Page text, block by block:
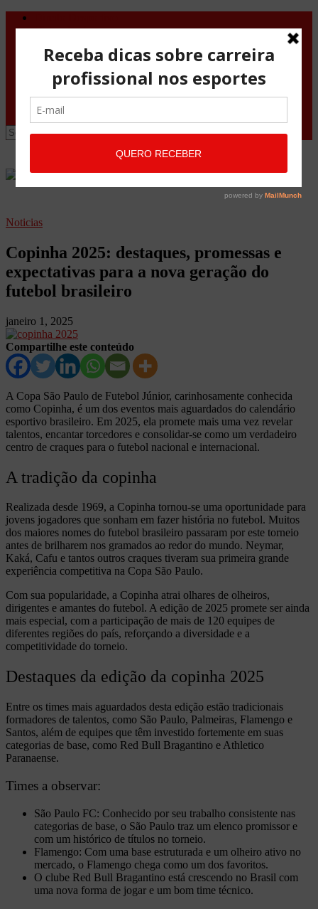
Vistos de viagem
Orientações Gerais
Fale Conosco
Advocacia Maria Pessoa
Advocacia Maria Pessoa Desportivo
Noticias
Copinha 2025: destaques, promessas e
expectativas para a nova geração do
futebol brasileiro
janeiro 1, 2025
Compartilhe este conteúdo
A Copa São Paulo de Futebol Júnior, carinhosamente conhecida
como Copinha, é um dos eventos mais aguardados do calendário
esportivo brasileiro. Em 2025, ela promete mais uma vez revelar
talentos, encantar torcedores e consolidar-se como um verdadeiro
centro de craques para o futebol nacional e internacional.
A tradição da copinha
Realizada desde 1969, a Copinha tornou-se uma oportunidade para
jovens jogadores que sonham em fazer história no futebol. Muitos
dos maiores nomes do futebol brasileiro passaram por este torneio
antes de brilharem nos gramados ao redor do mundo. Neymar,
Kaká, Cafu e tantos outros craques tiveram sua primeira grande
experiência competitiva na Copa São Paulo.
Com sua popularidade, a Copinha atrai olhares de olheiros,
dirigentes e amantes do futebol. A edição de 2025 promete ser ainda
mais especial, com a participação de mais de 120 equipes de
diferentes regiões do país, reforçando a diversidade e a
competitividade do torneio.
Destaques da edição da copinha 2025
Entre os times mais aguardados desta edição estão tradicionais
formadores de talentos, como São Paulo, Palmeiras, Flamengo e
Santos, além de equipes que têm investido fortemente em suas
categorias de base, como Red Bull Bragantino e Athletico
Paranaense.
Times a observar:
São Paulo FC: Conhecido por seu trabalho consistente nas
categorias de base, o São Paulo traz um elenco promissor e
com um histórico de títulos no torneio.
Flamengo: Com uma base estruturada e um olheiro ativo no
mercado, o Flamengo chega como um dos favoritos.
O clube Red Bull Bragantino está crescendo no Brasil com
uma nova forma de jogar e um bom time técnico.